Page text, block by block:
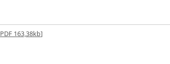
PDF 163,38kb]